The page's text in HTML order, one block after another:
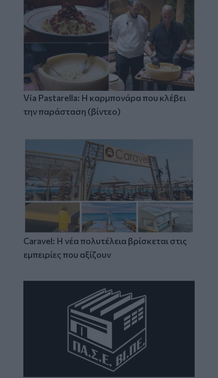
Via Pastarella: Η καρμπονάρα που κλέβει
την παράσταση (βίντεο)
Caravel: Η νέα πολυτέλεια βρίσκεται στις
εμπειρίες που αξίζουν